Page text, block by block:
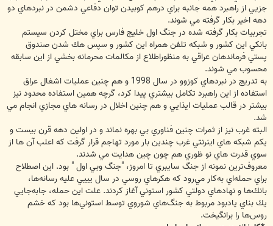
جزيي از راهبرد همه جانبه براي درهم كوبيدن توان دفاعي دشمن در نبردهاي دو
دهه اخير بكار گرفته مي شوند.
تجربيات بكار گرفته شده در جنگ اول خليج فارس براي مختل كردن سيستم
بانكي اين كشور و شبكه تلفن همراه اين كشور و سپس هك شدن صندوق
پستي فرماندهان عراقي به منظوراطلاع از مكالمات محرمانه بخشي از اين سابقه
محسوب مي شوند.
به تدريج در نبردهاي كوزوو در سال 1998 و هم چنين عمليات اشغال عراق
استفاده از اين راهبرد تكامل بيشتري پيدا كرد، گرچه همين استفاده محدود نيز
بيشتر در قالب عمليات ايذايي و هم چنين اخلال در رسانه هاي مجازي انجام مي
شد.
البته غرب نيز از ثمرات چنين فناوري بي بهره نماند و در اولين دهه قرن بيست و
يكم شبكه هاي اينرنتي غرب چندين بار مورد تهاجم قرار گرفت كه اعلب آن ها از
سوي قدرت هاي نو ظوري هم چون چين هدايت مي شدند.
معروف‌ترين نمونه از جنگ سايبري تا امروز، "جنگ وبي اول " بود. اين اصطلاح
براي حمله‌اي به‌كار مي‌رود كه هكرهاي روسي در سال يييي عليه رسانه‌ها،
بانك‌ها و نهادهاي دولتي كشور استوني آغاز كردند. علت اين حمله، جابه‌جايي
يك بناي يادبود مربوط به جنگ‌هاي شوروي توسط استوني‌ها بود كه خشم
روس‌ها را برانگيخت.